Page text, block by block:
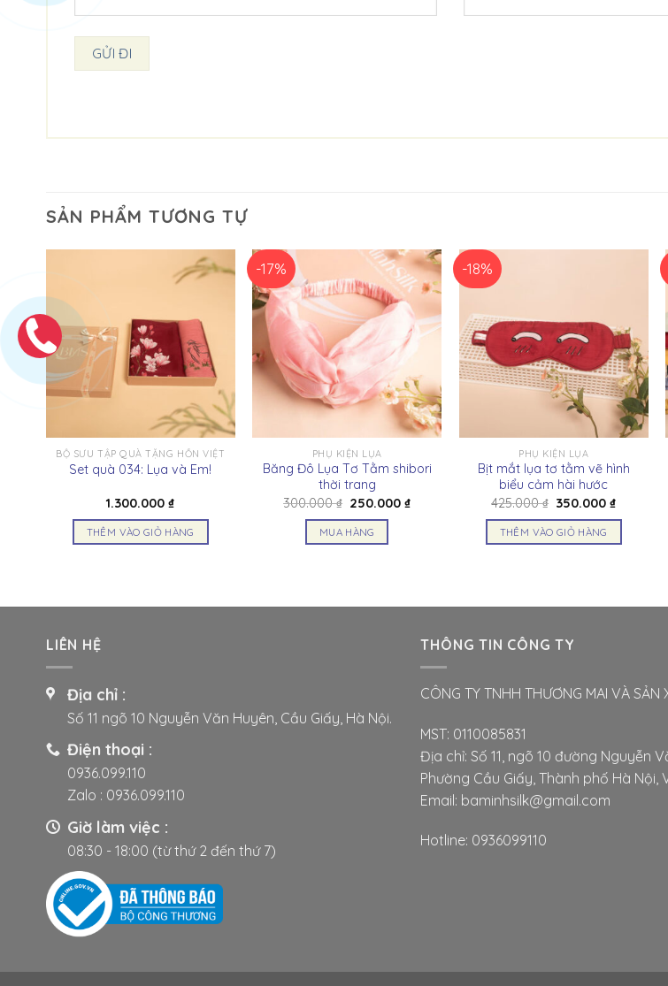
SẢN PHẨM TƯƠNG TỰ
BỘ SƯU TẬP QUÀ TẶNG HỒN VIỆT
Set quà 034: Lụa và Em!
1.300.000₫
THÊM VÀO GIỎ HÀNG
-17%
PHỤ KIỆN LỤA
Băng Đô Lụa Tơ Tằm shibori
thời trang
300.000₫ Giá
là:
300.000 ₫.
250.000₫Giá
MUA HÀNG
tùy
-18%
PHỤ KIỆN LỤA
Bịt mắt lụa tơ tằm vẽ hình
biểu cảm hài hước
425.000₫ Giá
là:
425.000 ₫.
350.000₫Giá
là:
THÊM VÀO GIỎ HÀNG
LIÊN HỆ
Địa chỉ :
Số 11 ngõ 10 Nguyễn Văn Huyên, Cầu Giấy, Hà Nội.
Điện thoại :
0936.099.110
Zalo : 0936.099.110
Giờ làm việc :
08:30 - 18:00 (từ thứ 2 đến thứ 7)
THÔNG TIN CÔNG TY
CÔNG TY TNHH THƯƠNG MAI VÀ SẢN
MST: 0110085831
Địa chỉ: Số 11, ngõ 10 đường Nguyễn
Phường Cầu Giấy, Thành phố Hà Nội,
Email: baminhsilk@gmail.com
Hotline: 0936099110